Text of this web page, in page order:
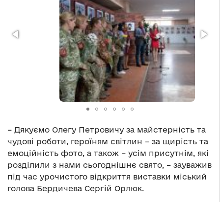
– Дякуємо Олегу Петровичу за майстерність та
чудові роботи, героїням світлин – за щирість та
емоційність фото, а також – усім присутнім, які
розділили з нами сьогоднішнє свято, – зауважив
під час урочистого відкриття виставки міський
голова Бердичева Сергій Орлюк.